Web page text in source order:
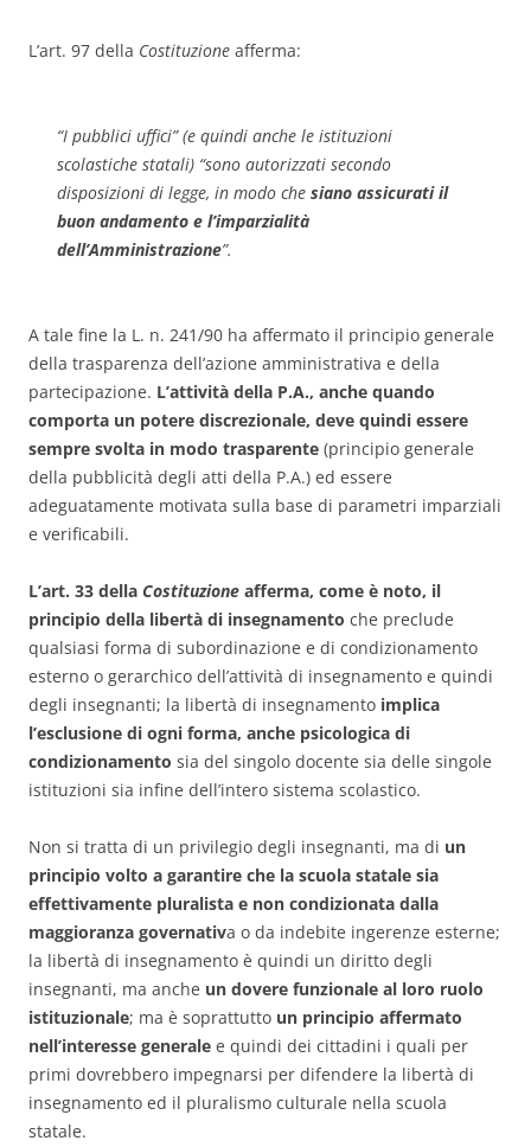
L’art. 97 della Costituzione afferma:
“I pubblici uffici” (e quindi anche le istituzioni
scolastiche statali) “sono autorizzati secondo
disposizioni di legge, in modo che siano assicurati il
buon andamento e l’imparzialità
dell’Amministrazione”.
A tale fine la L. n. 241/90 ha affermato il principio generale
della trasparenza dell’azione amministrativa e della
partecipazione. L’attività della P.A., anche quando
comporta un potere discrezionale, deve quindi essere
sempre svolta in modo trasparente (principio generale
della pubblicità degli atti della P.A.) ed essere
adeguatamente motivata sulla base di parametri imparziali
e verificabili.
L’art. 33 della Costituzione afferma, come è noto, il
principio della libertà di insegnamento che preclude
qualsiasi forma di subordinazione e di condizionamento
esterno o gerarchico dell’attività di insegnamento e quindi
degli insegnanti; la libertà di insegnamento implica
l’esclusione di ogni forma, anche psicologica di
condizionamento sia del singolo docente sia delle singole
istituzioni sia infine dell’intero sistema scolastico.
Non si tratta di un privilegio degli insegnanti, ma di un
principio volto a garantire che la scuola statale sia
effettivamente pluralista e non condizionata dalla
maggioranza governativa o da indebite ingerenze esterne;
la libertà di insegnamento è quindi un diritto degli
insegnanti, ma anche un dovere funzionale al loro ruolo
istituzionale; ma è soprattutto un principio affermato
nell’interesse generale e quindi dei cittadini i quali per
primi dovrebbero impegnarsi per difendere la libertà di
insegnamento ed il pluralismo culturale nella scuola
statale.